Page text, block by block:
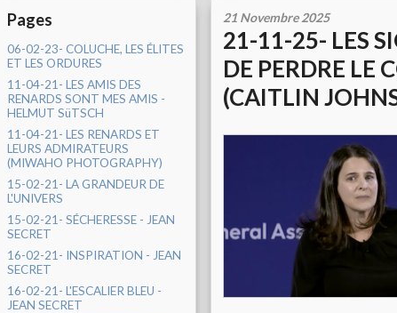
Pages
06-02-23- COLUCHE, LES ÉLITES
ET LES ORDURES
11-04-21- LES AMIS DES
RENARDS SONT MES AMIS -
HELMUT SüTSCH
11-04-21- LES RENARDS ET
LEURS ADMIRATEURS
(MIWAHO PHOTOGRAPHY)
15-02-21- LA GRANDEUR DE
L'UNIVERS
15-02-21- SÉCHERESSE - JEAN
SECRET
16-02-21- INSPIRATION - JEAN
SECRET
16-02-21- L'ESCALIER BLEU -
JEAN SECRET
21 Novembre 2025
21-11-25- LES
DE PERDRE LE
(CAITLIN